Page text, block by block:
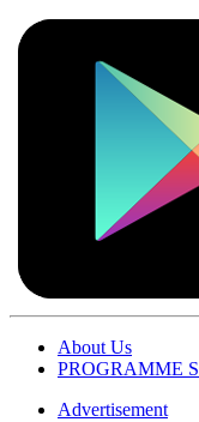
About Us
PROGRAMME
Advertisement